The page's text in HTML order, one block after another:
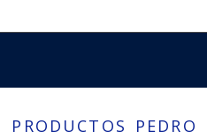
PRODUCTOS PEDRO